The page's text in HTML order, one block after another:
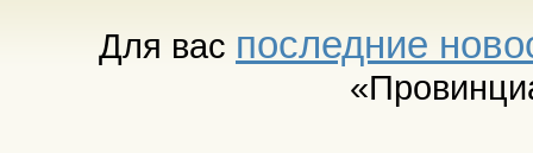
Для вас последние